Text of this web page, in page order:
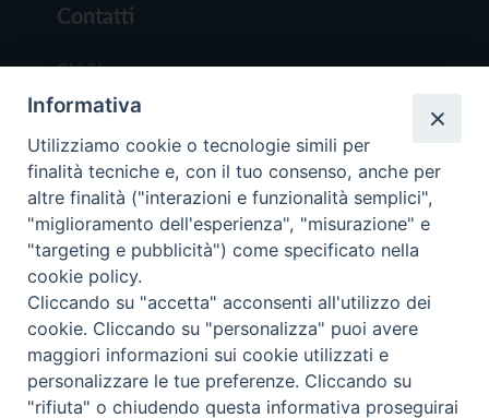
Contatti
Chi Siamo
Redazione
Scrivici
Copyright © 2019 - Tutti i diritti riservati - Vita
Trentina Editrice
Privacy Policy
Torna
Informativa
Utilizziamo cookie o tecnologie simili per
finalità tecniche e, con il tuo consenso, anche per
altre finalità ("interazioni e funzionalità semplici",
"miglioramento dell'esperienza", "misurazione" e
"targeting e pubblicità") come specificato nella
cookie policy.
Cliccando su "accetta" acconsenti all'utilizzo dei
cookie. Cliccando su "personalizza" puoi avere
maggiori informazioni sui cookie utilizzati e
personalizzare le tue preferenze. Cliccando su
"rifiuta" o chiudendo questa informativa proseguirai